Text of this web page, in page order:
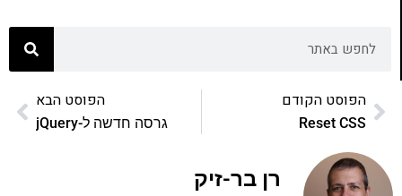
הפוסט הקודם
Reset CSS
הפוסט הבא
גרסה חדשה ל-jQuery
רן בר-זיק